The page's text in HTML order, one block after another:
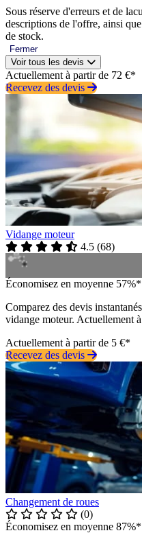
Sous réserve d'erreurs et de
descriptions de l'offre, ainsi
de stock.
Fermer
Voir tous les devis
Actuellement à partir de 72 €*
Recevez des devis
Vidange moteur
4.5 (68)
Économisez en moyenne 57%*
Comparez des devis
vidange moteur. Actuellement
Actuellement à partir de 5 €*
Recevez des devis
Changement de roues
(0)
Économisez en moyenne 87%*